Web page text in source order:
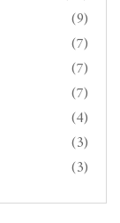
(9)
(7)
(7)
(7)
(4)
(3)
(3)